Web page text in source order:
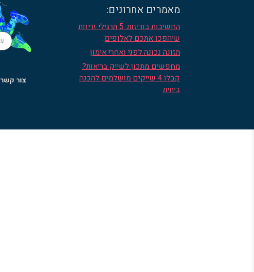
מאמרים אחרונים:
החשיבות בזריזות: 5 תרגילי זריזות
שיהפכו אתכם לאלופים
תזונה נכונה לפני ואחרי אימון
מחפשים מתכון לשייק בריאות?
קבלו 4 שייקים מושלמים להכנה
ביתית
צור קשר